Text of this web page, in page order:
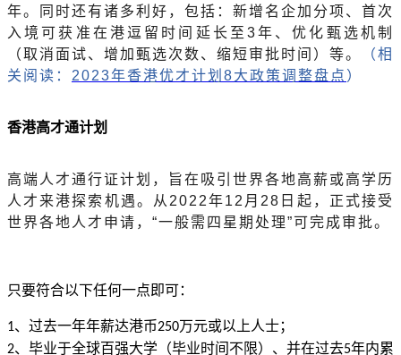
年。同时还有诸多利好，包括：新增名企加分项、首次
入境可获准在港逗留时间延长至3年、优化甄选机制
（取消面试、增加甄选次数、缩短审批时间）等。
（相
关阅读： 2023年香港优才计划8大政策调整盘点 ）
香港高才通计划
高端人才通行证计划，旨在吸引世界各地高薪或高学历
人才来港探索机遇。从 2022年12月28日起，正式接受
世界各地人才申请，“一般需四星期处理”可完成审批。
只要符合以下任何一点即可：
1、过去一年年薪达港币250万元或以上人士；
2、毕业于全球百强大学（毕业时间不限）、并在过去5年内累